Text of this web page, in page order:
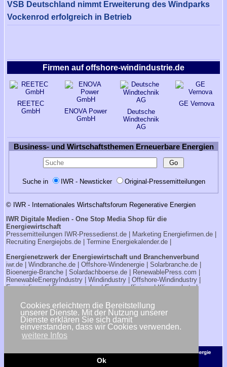
Cookies erleichtern die Bereitstellung
unserer Dienste. Mit der Nutzung unserer
Dienste erklären Sie sich damit
einverstanden, dass wir Cookies verwenden.
weitere Infos
Ok
VSB Deutschland nimmt Erweiterung des Windparks
Vockenrod erfolgreich in Betrieb
Firmen auf offshore-windindustrie.de
REETEC
GmbH
ENOVA Power
GmbH
Deutsche
Windtechnik
AG
GE Vernova
Business- und Wirtschaftsthemen Erneuerbare Energien
Suche in IWR - Newsticker Original-Pressemitteilungen
© IWR - Internationales Wirtschaftsforum Regenerative Energien
IWR Digitale Medien - One Stop Media Shop für die
Energiewirtschaft
Pressemitteilungen IWR-Pressedienst.de | Marketing Energiefirmen.de
Recruiting Energiejobs.de | Termine Energiekalender.de
Energienetzwerk der Energiewirtschaft und Branchenverbund
iwr.de
Windbranche.de Offshore-Windenergie Solarbranche.de
Bioenergie-Branche
Solardachboerse.de RenewablePress.com
RenewableEnergyIndustry
Windindustry
Offshore-Windindustry |
Energiefirmen|Energiespeicher|Energieeffizienz|Klimaschutz|
Verbraucherportale Energie - Strom- und Gasanbieter
Strompreisrechner.de|Stromtarife.de|Solardachboerse.de
Energiehandwerker.de
<< zurück